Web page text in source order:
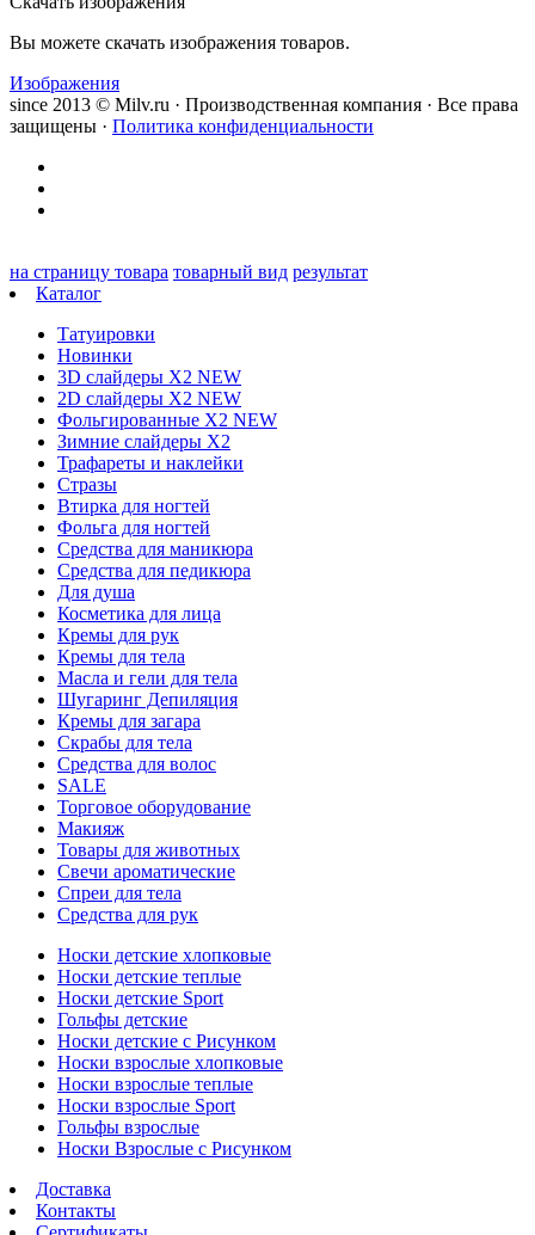
Вы можете скачать изображения товаров.
Изображения
since 2013 © Milv.ru · Производственная компания · Все права
защищены · Политика конфиденциальности
на страницу товара товарный вид результат
Каталог
Татуировки
Новинки
3D слайдеры X2 NEW
2D слайдеры X2 NEW
Фольгированные X2 NEW
Зимние слайдеры Х2
Трафареты и наклейки
Стразы
Втирка для ногтей
Фольга для ногтей
Средства для маникюра
Средства для педикюра
Для душа
Косметика для лица
Кремы для рук
Кремы для тела
Масла и гели для тела
Шугаринг Депиляция
Кремы для загара
Скрабы для тела
Средства для волос
SALE
Торговое оборудование
Макияж
Товары для животных
Свечи ароматические
Спреи для тела
Средства для рук
Носки детские хлопковые
Носки детские теплые
Носки детские Sport
Гольфы детские
Носки детские с Рисунком
Носки взрослые хлопковые
Носки взрослые теплые
Носки взрослые Sport
Гольфы взрослые
Носки Взрослые с Рисунком
Доставка
Контакты